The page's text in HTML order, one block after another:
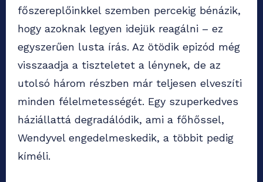
főszereplőinkkel szemben percekig bénázik,
hogy azoknak legyen idejük reagálni – ez
egyszerűen lusta írás. Az ötödik epizód még
visszaadja a tiszteletet a lénynek, de az
utolsó három részben már teljesen elveszíti
minden félelmetességét. Egy szuperkedves
háziállattá degradálódik, ami a főhőssel,
Wendyvel engedelmeskedik, a többit pedig
kíméli.